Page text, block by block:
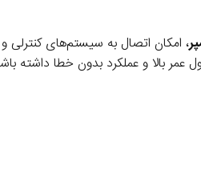
، امکان اتصال به سیستم‌های کنترلی
بالا و عملکرد بدون خطا داشته